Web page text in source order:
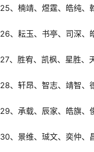
25、楠靖、煜霆、皓纯、
26、耘玉、书亭、司深、
27、胜宥、凯枫、星胜、
28、轩昂、智志、靖智、
29、承载、辰家、皓旗、
30、景维、珹文、奕仲、